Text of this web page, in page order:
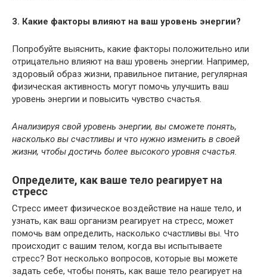
3. Какие факторы влияют на ваш уровень энергии?
Попробуйте выяснить, какие факторы положительно или
отрицательно влияют на ваш уровень энергии. Например,
здоровый образ жизни, правильное питание, регулярная
физическая активность могут помочь улучшить ваш
уровень энергии и повысить чувство счастья.
Анализируя свой уровень энергии, вы сможете понять,
насколько вы счастливы и что нужно изменить в своей
жизни, чтобы достичь более высокого уровня счастья.
Определите, как ваше тело реагирует на
стресс
Стресс имеет физическое воздействие на наше тело, и
узнать, как ваш организм реагирует на стресс, может
помочь вам определить, насколько счастливы вы. Что
происходит с вашим телом, когда вы испытываете
стресс? Вот несколько вопросов, которые вы можете
задать себе, чтобы понять, как ваше тело реагирует на